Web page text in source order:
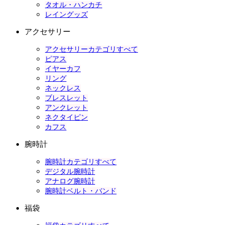
タオル・ハンカチ
レイングッズ
アクセサリー
アクセサリーカテゴリすべて
ピアス
イヤーカフ
リング
ネックレス
ブレスレット
アンクレット
ネクタイピン
カフス
腕時計
腕時計カテゴリすべて
デジタル腕時計
アナログ腕時計
腕時計ベルト・バンド
福袋